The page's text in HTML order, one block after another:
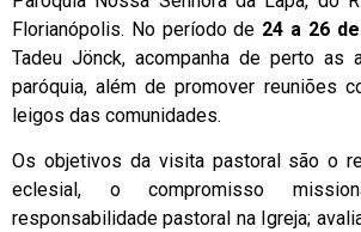
Florianópolis. No período de 24 a 26
Tadeu Jönck, acompanha de perto as
paróquia, além de promover reuniões
leigos das comunidades.
Os objetivos da visita pastoral são o
eclesial, o compromisso
responsabilidade pastoral na Igreja;